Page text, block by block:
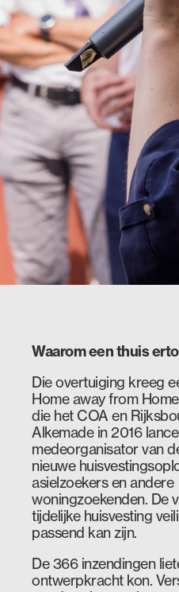
Waarom een thuis
Die overtuiging kreeg
Home away from
die het COA en
Alkemade in 2016
medeorganisator van
nieuwe
asielzoekers en andere
woningzoekenden. De
tijdelijke huisvesting
passend kan zijn.
De 366 inzendingen
ontwerpkracht kon.